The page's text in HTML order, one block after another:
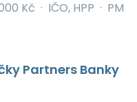
Kč · IČO, HPP · PM
Partners Banky